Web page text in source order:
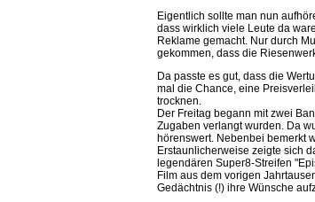
Eigentlich sollte man nun
dass wirklich viele Leute da
Reklame gemacht. Nur durch
gekommen, dass die
Da passte es gut, dass die
mal die Chance, eine
trocknen.
Der Freitag begann mit zwei
Zugaben verlangt wurden. Da
hörenswert. Nebenbei bemerkt
Erstaunlicherweise zeigte sich
legendären Super8-Streifen
Film aus dem vorigen
Gedächtnis (!) ihre Wünsche